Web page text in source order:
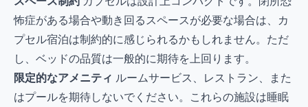
怖症がある場合や動き回るスペースが必要な場合は、カ
プセル宿泊は制約的に感じられるかもしれません。ただ
し、ベッドの品質は一般的に期待を上回ります。
限定的なアメニティ ルームサービス、レストラン、また
はプールを期待しないでください。これらの施設は睡眠